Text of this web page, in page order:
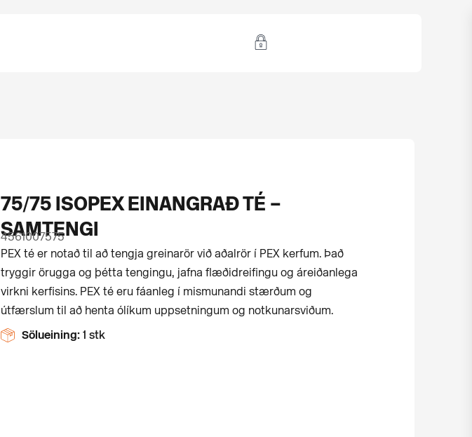
75/75 ISOPEX EINANGRAÐ TÉ –
SAMTENGI
4561007575
PEX té er notað til að tengja greinarör við aðalrör í PEX kerfum. Það
tryggir örugga og þétta tengingu, jafna flæðidreifingu og áreiðanlega
virkni kerfisins. PEX té eru fáanleg í mismunandi stærðum og
útfærslum til að henta ólíkum uppsetningum og notkunarsviðum.
Sölueining: 1 stk